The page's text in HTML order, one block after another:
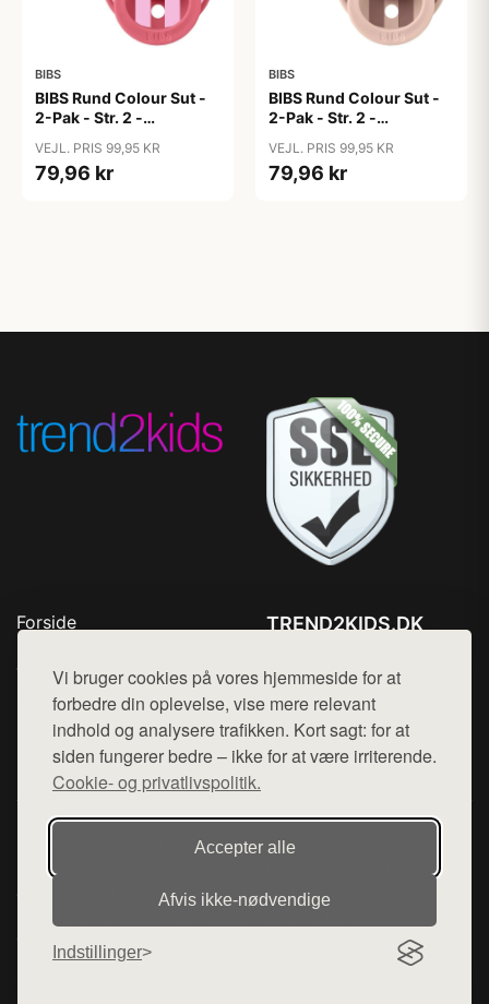
Vi bruger cookies på vores hjemmeside for at
forbedre din oplevelse, vise mere relevant
indhold og analysere trafikken. Kort sagt: for at
siden fungerer bedre – ikke for at være irriterende.
Cookie- og privatlivspolitik.
Accepter alle
Afvis ikke‑nødvendige
Indstillinger
BIBS
BIBS Rund Colour Sut -
2-Pak - Str. 2 -
Studio - Baby Pink/Coral
Mix
VEJL. PRIS 99,95 KR
79,96 kr
BIBS
BIBS Rund Colour Sut -
2-Pak - Str. 2 -
Studio - Blush Mix
VEJL. PRIS 99,95 KR
79,96 kr
Forside
Top Rabatter
Blog
Kontakt
TREND2KIDS.DK
Mail: hej@want.dk
Cookie- og privatlivspolitik
Denne side er en del af want.dk, der udgiver en række
hjemmesider med præsentation af forskellige produkter fra
diverse webshops. Der sælges ikke varer fra denne side - vi
henviser til de shops, som sælger varen. Vi har heller ikke
varerne på lager.